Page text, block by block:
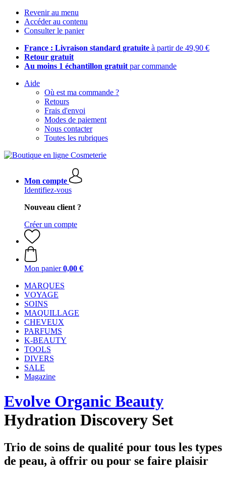
Revenir au menu
Accéder au contenu
Consulter le panier
France : Livraison standard gratuite à partir de 49,90 €
Retour gratuit
Au moins 1 échantillon gratuit par commande
Aide
Où est ma commande ?
Retours
Frais d'envoi
Modes de paiement
Nous contacter
Toutes les rubriques
Mon compte
Identifiez-vous
Nouveau client ?
Créer un compte
Mon panier 0,00 €
MARQUES
VOYAGE
SOINS
MAQUILLAGE
CHEVEUX
PARFUMS
K-BEAUTY
TOOLS
DIVERS
SALE
Magazine
Evolve Organic Beauty
Hydration Discovery Set
Trio de soins de qualité pour tous les types
de peau, à offrir ou pour se faire plaisir